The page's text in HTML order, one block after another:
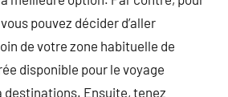
pouvez décider d’aller
de votre zone habituelle de
disponible pour le voyage
destinations. Ensuite, tenez